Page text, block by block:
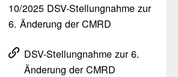
10/​2025 DSV-Stel­lung­nahme zur
6. Änderung der CMRD
DSV-Stel­lung­nahme zur 6.
Änderung der CMRD